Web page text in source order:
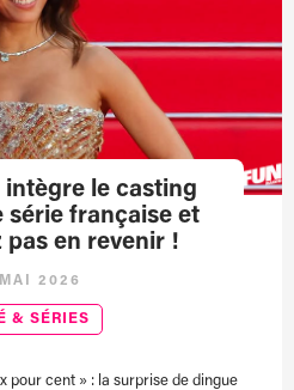
intègre le casting
série française et
pas en revenir !
2026
& SÉRIES
pour cent » : la surprise de dingue